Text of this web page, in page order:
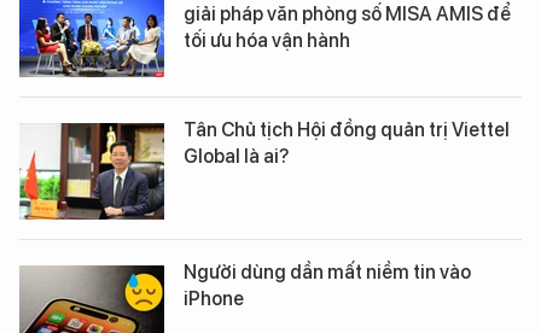
giải pháp văn phòng số MISA AMIS để
tối ưu hóa vận hành
Tân Chủ tịch Hội đồng quản trị Viettel
Global là ai?
Người dùng dần mất niềm tin vào
iPhone